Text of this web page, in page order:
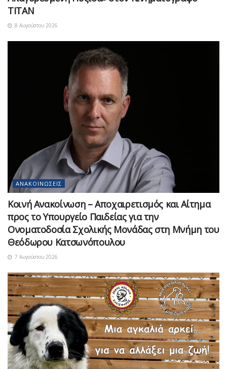
ΤΙΤΑΝ
8 Αυγούστου 2026
ΑΝΑΚΟΙΝΏΣΕΙΣ
Κοινή Ανακοίνωση – Αποχαιρετισμός και Αίτημα
προς το Υπουργείο Παιδείας για την
Ονοματοδοσία Σχολικής Μονάδας στη Μνήμη του
Θεόδωρου Κατσωνόπουλου
7 Αυγούστου 2026